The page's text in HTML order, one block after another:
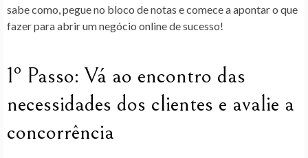
sabe como, pegue no bloco de notas e comece a apontar o que
fazer para abrir um negócio online de sucesso!
1º Passo: Vá ao encontro das
necessidades dos clientes e avalie a
concorrência